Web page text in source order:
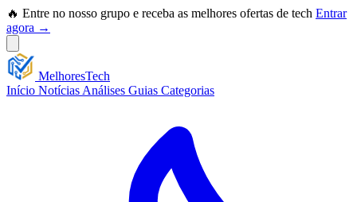
🔥 Entre no nosso grupo e receba as melhores ofertas de tech Entrar
agora →
MelhoresTech
Início Notícias Análises Guias Categorias